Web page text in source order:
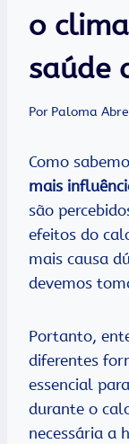
o
saúde
Por Paloma
Como
mais
são
efeitos do
mais causa
devemos
Portanto,
diferentes
essencial
durante o
necessária a